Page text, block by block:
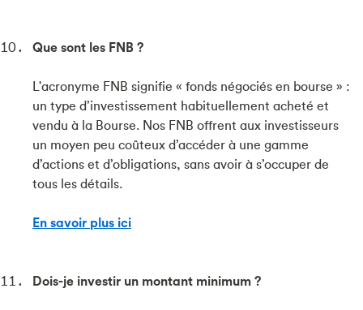
Que sont les FNB ?
L'acronyme FNB signifie « fonds négociés en bourse » :
un type d’investissement habituellement acheté et
vendu à la Bourse. Nos FNB offrent aux investisseurs
un moyen peu coûteux d’accéder à une gamme
d’actions et d’obligations, sans avoir à s’occuper de
tous les détails.
En savoir plus ici
Dois-je investir un montant minimum ?